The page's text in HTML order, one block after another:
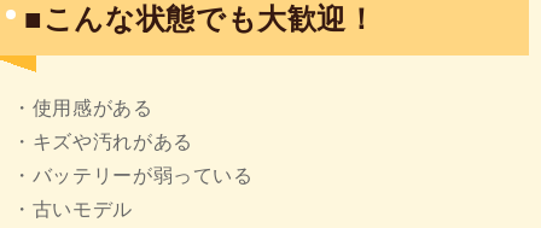
■こんな状態でも大歓迎！
・使用感がある
・キズや汚れがある
・バッテリーが弱っている
・古いモデル